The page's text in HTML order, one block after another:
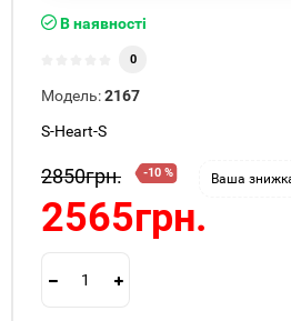
В наявності
0
Модель:2167
S-Heart-S
2850грн. -10 % Ваша
2565грн.